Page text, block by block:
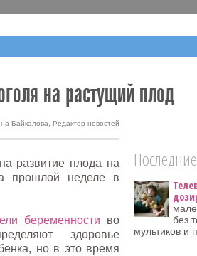
на растущий плод
Байкалова, Редактор новостей
развитие плода на
прошлой неделе в
беременности во
здоровье
но в это время
без
мультиков и